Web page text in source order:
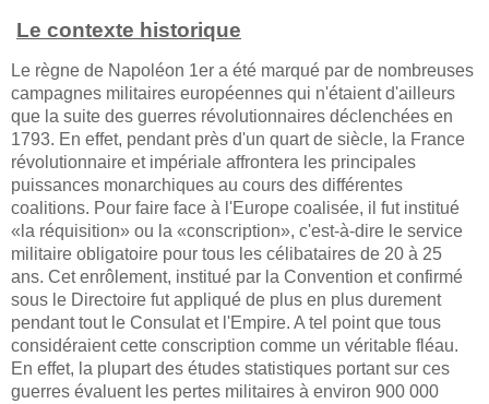
Le contexte historique
Le règne de Napoléon 1er a été marqué par de nombreuses
campagnes militaires européennes qui n'étaient d'ailleurs
que la suite des guerres révolutionnaires déclenchées en
1793. En effet, pendant près d'un quart de siècle, la France
révolutionnaire et impériale affrontera les principales
puissances monarchiques au cours des différentes
coalitions. Pour faire face à l'Europe coalisée, il fut institué
«la réquisition» ou la «conscription», c'est-à-dire le service
militaire obligatoire pour tous les célibataires de 20 à 25
ans. Cet enrôlement, institué par la Convention et confirmé
sous le Directoire fut appliqué de plus en plus durement
pendant tout le Consulat et l'Empire. A tel point que tous
considéraient cette conscription comme un véritable fléau.
En effet, la plupart des études statistiques portant sur ces
guerres évaluent les pertes militaires à environ 900 000